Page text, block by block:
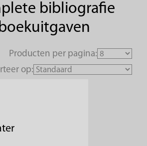
bibliografie
Producten per pagina:
op: